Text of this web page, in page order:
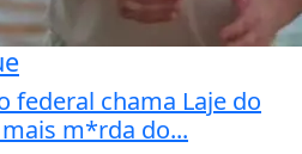
federal chama Laje do
m*rda do...